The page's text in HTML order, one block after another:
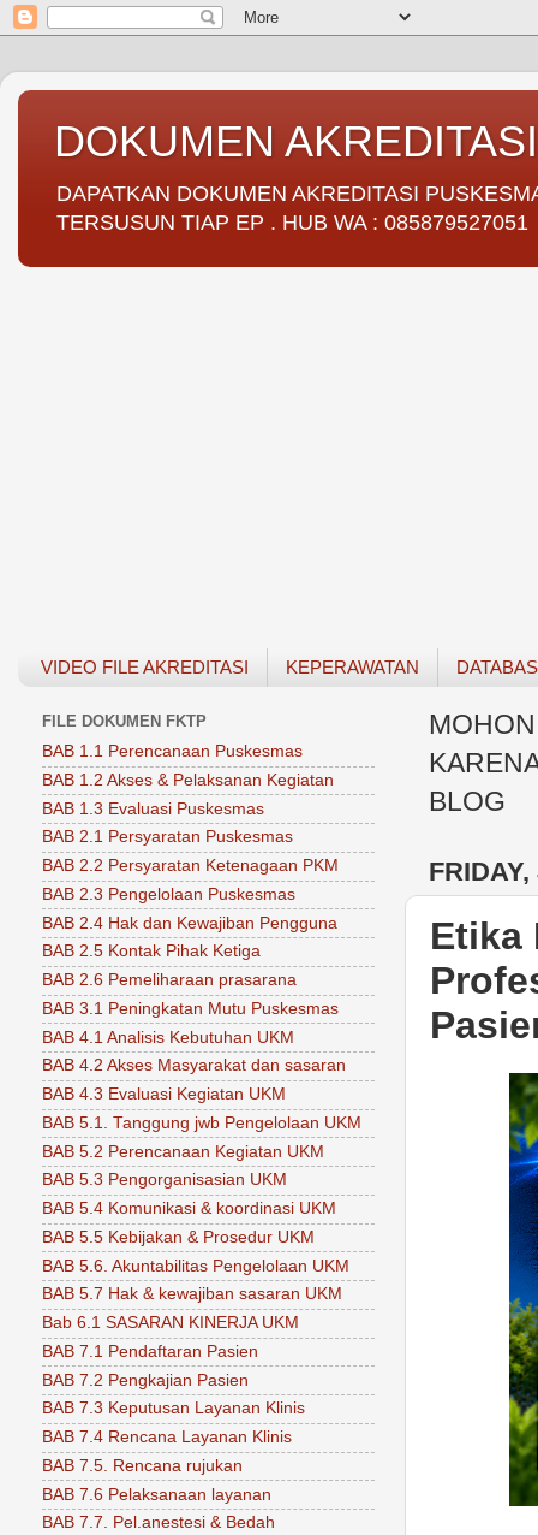
DOKUMEN
DAPATKAN DOKUMEN AKREDITASI
TERSUSUN TIAP EP . HUB WA : 085879527051
VIDEO FILE AKREDITASI KEPERAWATAN
BLOG
Etika
FILE DOKUMEN FKTP
BAB 1.1 Perencanaan Puskesmas
BAB 1.2 Akses & Pelaksanan Kegiatan
BAB 1.3 Evaluasi Puskesmas
BAB 2.1 Persyaratan Puskesmas
BAB 2.2 Persyaratan Ketenagaan PKM
BAB 2.3 Pengelolaan Puskesmas
BAB 2.4 Hak dan Kewajiban Pengguna
BAB 2.5 Kontak Pihak Ketiga
BAB 2.6 Pemeliharaan prasarana
BAB 3.1 Peningkatan Mutu Puskesmas
BAB 4.1 Analisis Kebutuhan UKM
BAB 4.2 Akses Masyarakat dan sasaran
BAB 4.3 Evaluasi Kegiatan UKM
BAB 5.1. Tanggung jwb Pengelolaan UKM
BAB 5.2 Perencanaan Kegiatan UKM
BAB 5.3 Pengorganisasian UKM
BAB 5.4 Komunikasi & koordinasi UKM
BAB 5.5 Kebijakan & Prosedur UKM
BAB 5.6. Akuntabilitas Pengelolaan UKM
BAB 5.7 Hak & kewajiban sasaran UKM
Bab 6.1 SASARAN KINERJA UKM
BAB 7.1 Pendaftaran Pasien
BAB 7.2 Pengkajian Pasien
BAB 7.3 Keputusan Layanan Klinis
BAB 7.4 Rencana Layanan Klinis
BAB 7.5. Rencana rujukan
BAB 7.6 Pelaksanaan layanan
BAB 7.7. Pel.anestesi & Bedah